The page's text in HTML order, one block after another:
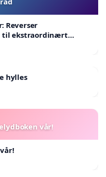
Reverser
til ekstraordinært
hylles
vår!